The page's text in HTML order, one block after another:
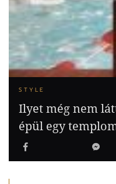
STYLE
Ilyet még nem
épül egy